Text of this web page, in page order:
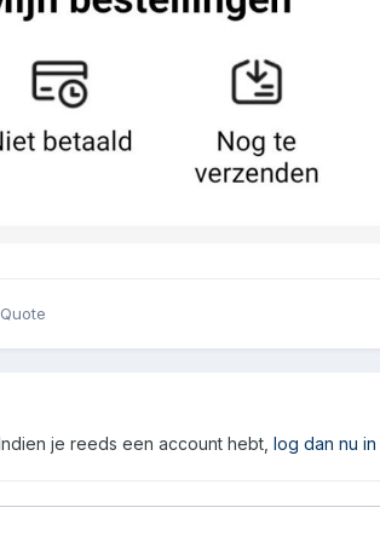
Quote
je reeds een account hebt, log dan nu in